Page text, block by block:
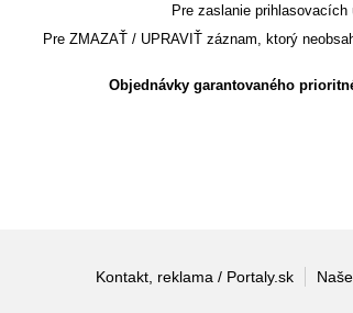
Pre zaslanie
Pre ZMAZAŤ / UPRAVIŤ záznam, ktorý
Objednávky garantovaného
Kontakt, reklama / Portaly.sk